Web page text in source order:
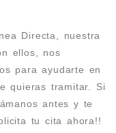
Directa, nuestra
ellos, nos
para ayudarte en
quieras tramitar. Si
antes y te
tu cita ahora!!